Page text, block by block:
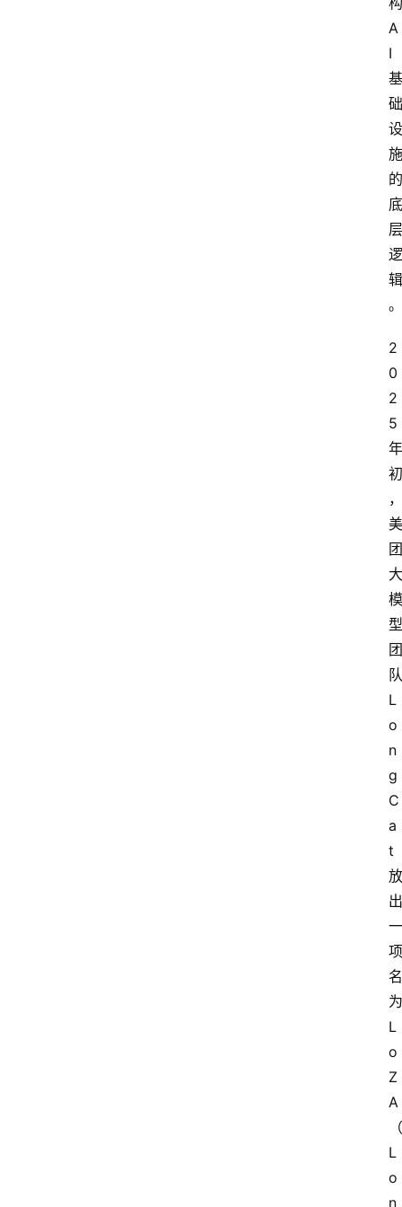
A
I
基
础
设
施
的
底
层
逻
辑
。
2
0
2
5
年
初
，
美
团
大
模
型
团
队
L
o
n
g
C
a
t
放
出
一
项
名
为
L
o
Z
A
（
L
o
n